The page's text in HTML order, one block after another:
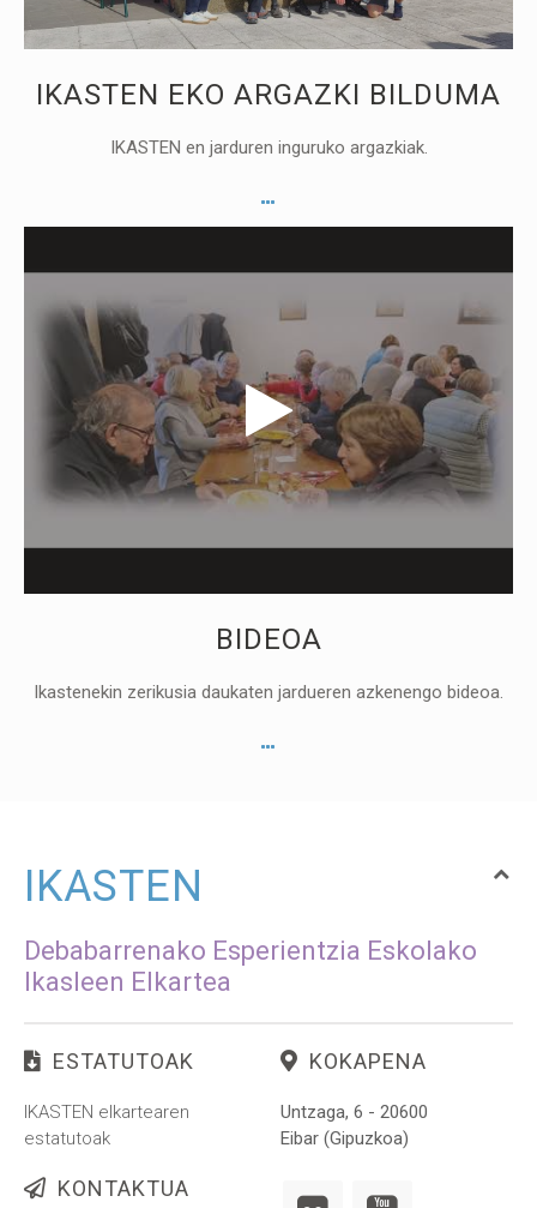
IKASTEN EKO ARGAZKI BILDUMA
IKASTEN en jarduren inguruko argazkiak.
BIDEOA
Ikastenekin zerikusia daukaten jardueren azkenengo bideoa.
IKASTEN
Debabarrenako Esperientzia Eskolako
Ikasleen Elkartea
ESTATUTOAK
IKASTEN elkartearen
estatutoak
KOKAPENA
Untzaga, 6 - 20600
Eibar (Gipuzkoa)
KONTAKTUA